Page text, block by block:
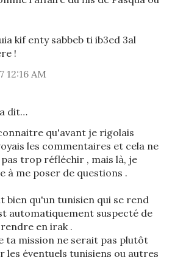
kif enty sabbeb ti ib3ed 3al
!
AM
dit…
qu'avant je rigolais
les commentaires et cela ne
trop réfléchir , mais là, je
à me poser de questions .
bien qu'un tunisien qui se rend
automatiquement suspecté de
en irak .
ta mission ne serait pas plutôt
les éventuels tunisiens ou autres